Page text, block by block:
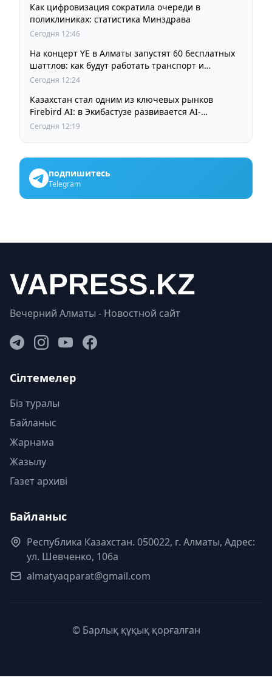
Как цифровизация сократила очереди в
поликлиниках: статистика Минздрава
Сегодня 12:46
На концерт YE в Алматы запустят 60 бесплатных
шаттлов: как будут работать транспорт и
перекрытия
Сегодня 12:24
Казахстан стал одним из ключевых рынков
Firebird AI: в Экибастузе развивается AI-
инфраструктура мощностью 125 МВт
Сегодня 12:19
подпишитесь
Telegram
Вечерний Алматы - Новостной сайт
Сілтемелер
Біз туралы
Байланыс
Жарнама
Жазылу
Газет архиві
Байланыс
Республика Казахстан. 050022, г. Алматы, Адрес:
ул. Шевченко, 106а
almatyaqparat@gmail.com
© Барлық құқық қорғалған